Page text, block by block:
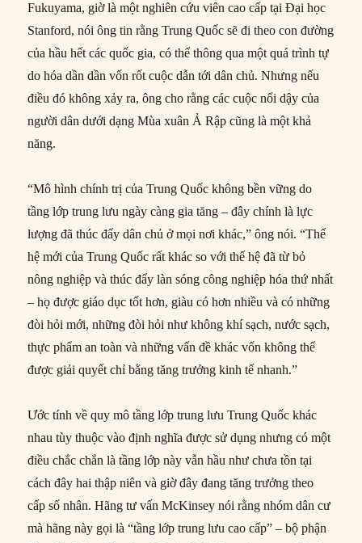
Fukuyama, giờ là một nghiên cứu viên cao cấp tại Đại học
Stanford, nói ông tin rằng Trung Quốc sẽ đi theo con đường
của hầu hết các quốc gia, có thể thông qua một quá trình tự
do hóa dần dần vốn rốt cuộc dẫn tới dân chủ. Nhưng nếu
điều đó không xảy ra, ông cho rằng các cuộc nổi dậy của
người dân dưới dạng Mùa xuân Ả Rập cũng là một khả
năng.
“Mô hình chính trị của Trung Quốc không bền vững do
tầng lớp trung lưu ngày càng gia tăng – đây chính là lực
lượng đã thúc đẩy dân chủ ở mọi nơi khác,” ông nói. “Thế
hệ mới của Trung Quốc rất khác so với thế hệ đã từ bỏ
nông nghiệp và thúc đẩy làn sóng công nghiệp hóa thứ nhất
– họ được giáo dục tốt hơn, giàu có hơn nhiều và có những
đòi hỏi mới, những đòi hỏi như không khí sạch, nước sạch,
thực phẩm an toàn và những vấn đề khác vốn không thể
được giải quyết chỉ bằng tăng trưởng kinh tế nhanh.”
Ước tính về quy mô tầng lớp trung lưu Trung Quốc khác
nhau tùy thuộc vào định nghĩa được sử dụng nhưng có một
điều chắc chắn là tầng lớp này vẫn hầu như chưa tồn tại
cách đây hai thập niên và giờ đây đang tăng trưởng theo
cấp số nhân. Hãng tư vấn McKinsey nói rằng nhóm dân cư
mà hãng này gọi là “tầng lớp trung lưu cao cấp” – bộ phận